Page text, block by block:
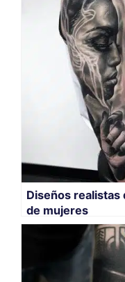
Diseños realistas
de mujeres